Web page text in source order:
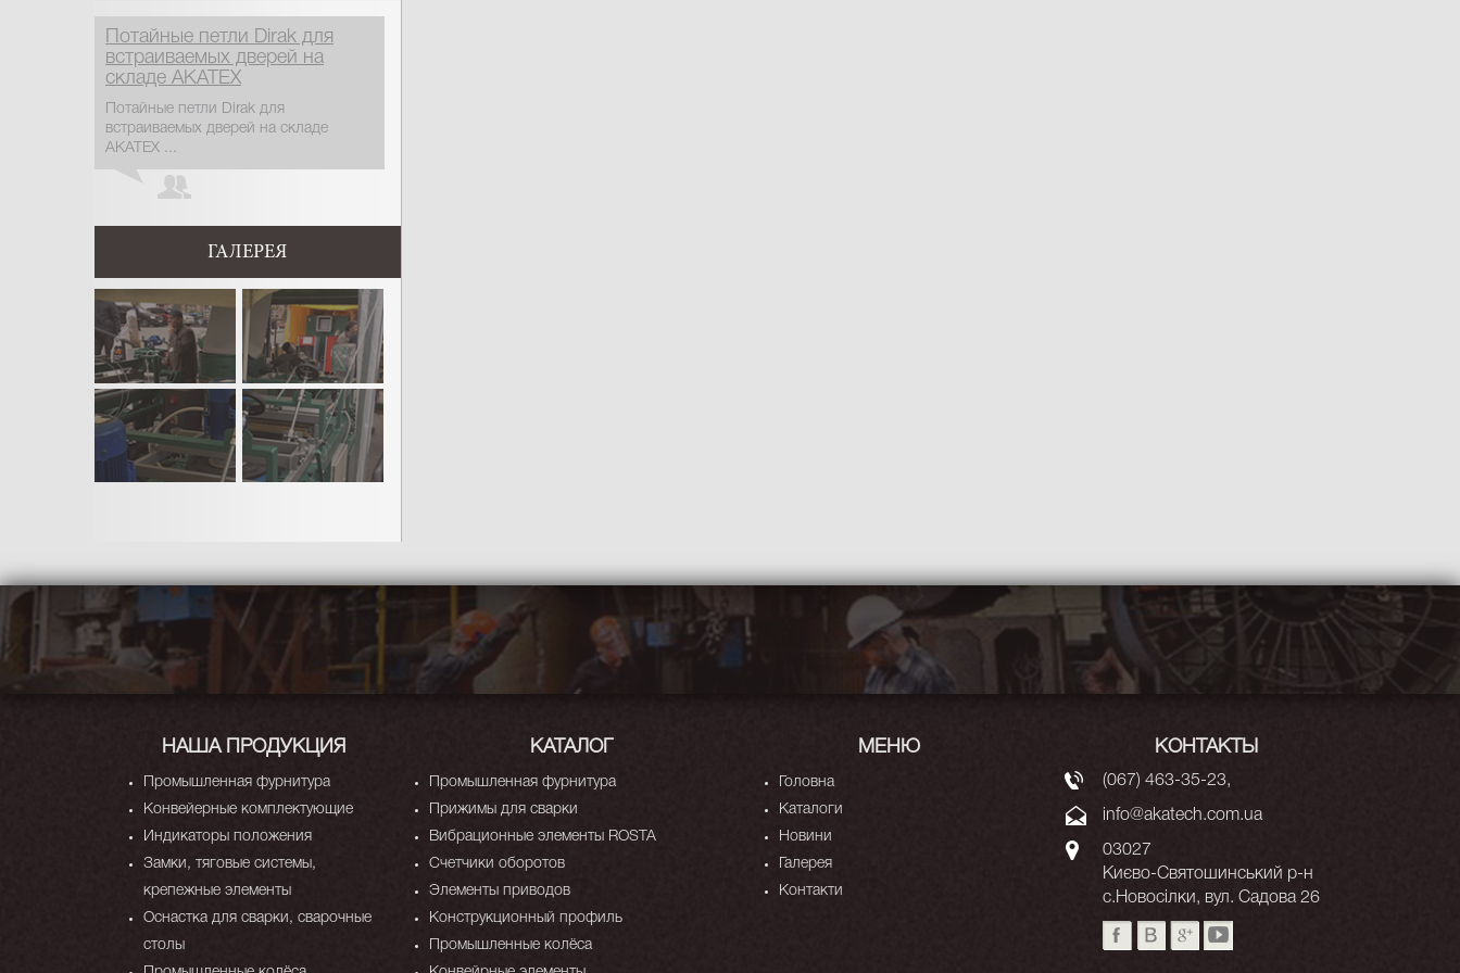
Потайные петли Dirak для
встраиваемых дверей на
складе АКАТЕХ
Потайные петли Dirak для
встраиваемых дверей на складе
АКАТЕХ ...
ГАЛЕРЕЯ
НАША ПРОДУКЦИЯ
Промышленная фурнитура
Конвейерные комплектующие
Индикаторы положения
Замки, тяговые системы,
крепежные элементы
Оснастка для сварки, сварочные
столы
КАТАЛОГ
Промышленная фурнитура
Прижимы для сварки
Вибрационные элементы ROSTA
Счетчики оборотов
Элементы приводов
Конструкционный профиль
Промышленные колёса
МЕНЮ
Головна
Каталоги
Новини
Галерея
Контакти
КОНТАКТЫ
(067) 463-35-23,
info@akatech.com.ua
03027
Києво-Святошинський р-н
с.Новосілки, вул. Садова 26